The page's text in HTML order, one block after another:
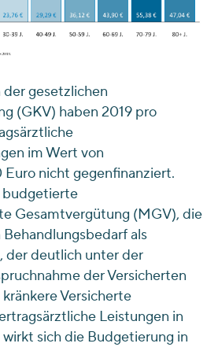
der gesetzlichen
(GKV) haben 2019 pro
im Wert von
nicht gegenfinanziert.
budgetierte
Gesamtvergütung (MGV), die
als
der deutlich unter der
der Versicherten
Versicherte
Leistungen in
sich die Budgetierung in